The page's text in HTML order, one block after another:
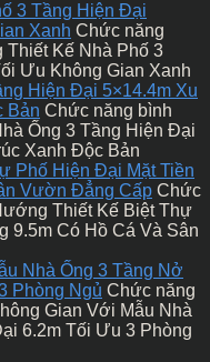
3 Tầng Hiện Đại
Xanh Chức năng
Kế Nhà Phố 3
Ưu Không Gian Xanh
Hiện Đại 5×14.4m Xu
Bản Chức năng bình
Ống 3 Tầng Hiện Đại
Xanh Độc Bản
Phố Hiện Đại Mặt Tiền
Vườn Đẳng Cấp Chức
Thiết Kế Biệt Thự
9.5m Có Hồ Cá Và Sân
Nhà Ống 3 Tầng Nở
Phòng Ngủ Chức năng
Gian Với Mẫu Nhà
6.2m Tối Ưu 3 Phòng